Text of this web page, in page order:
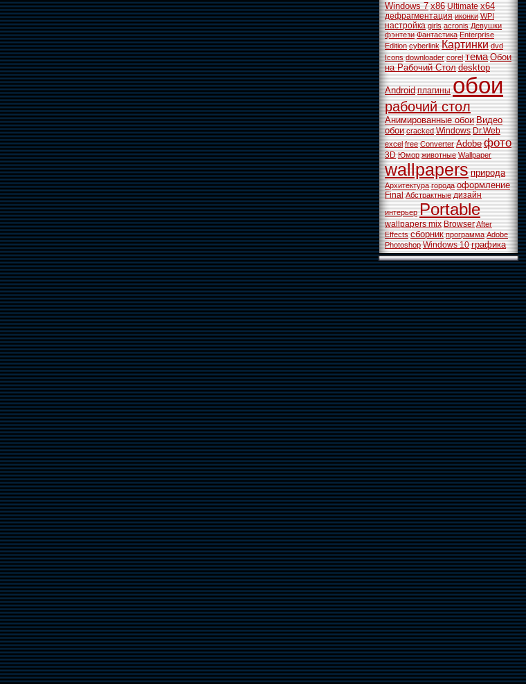
Windows 7 x86 Ultimate x64
дефрагментация иконки WPI
настройка girls acronis Девушки
фэнтези Фантастика Enterprise
Edition cyberlink Картинки dvd
Icons downloader corel тема Обои
на Рабочий Стол desktop
Android плагины обои
рабочий стол
Анимированные обои Видео
обои cracked Windows Dr.Web
excel free Converter Adobe фото
3D Юмор животные Wallpaper
wallpapers природа
Архитектура города оформление
Final Абстрактные дизайн
интерьер Portable
wallpapers mix BrowserAfter
Effects сборник программа Adobe
Photoshop Windows 10 графика